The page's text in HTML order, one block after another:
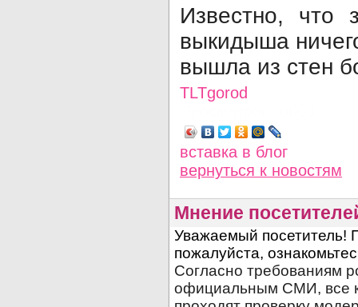
Известно, что
выкидыша
вышла из стен
TLTgorod
вставка в блог
вернуться к новостям
Мнение